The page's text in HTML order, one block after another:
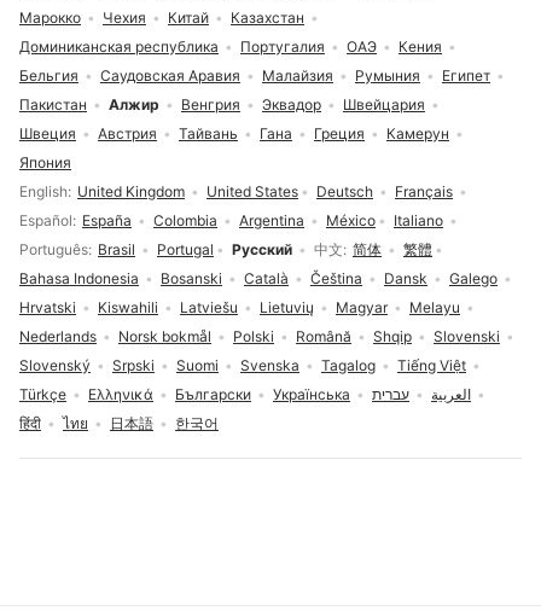
Выбор языка
English United Kingdom United States Deutsch
Français
Español
España Colombia Argentina México
Italiano
Português Brasil Portugal Русский 中文 简体
繁體
Bahasa Indonesia
Bosanski Català Čeština Dansk
Galego
Hrvatski
Kiswahili Latviešu Lietuvių Magyar
Melayu
Nederlands
Norsk bokmål Polski Română Shqip
Slovenski
Slovenský
Srpski Suomi Svenska Tagalog
Tiếng Việt
Türkçe
Ελληνικά Български Українська עברית
العربية
हिंदी
ไทย 日本語 한국어
Марокко
Чехия Китай
Казахстан
Доминиканская республика
Португалия ОАЭ
Кения
Бельгия
Саудовская Аравия Малайзия Румыния
Египет
Пакистан
Алжир Венгрия Эквадор
Швейцария
Швеция
Австрия Тайвань Гана Греция
Камерун
Япония